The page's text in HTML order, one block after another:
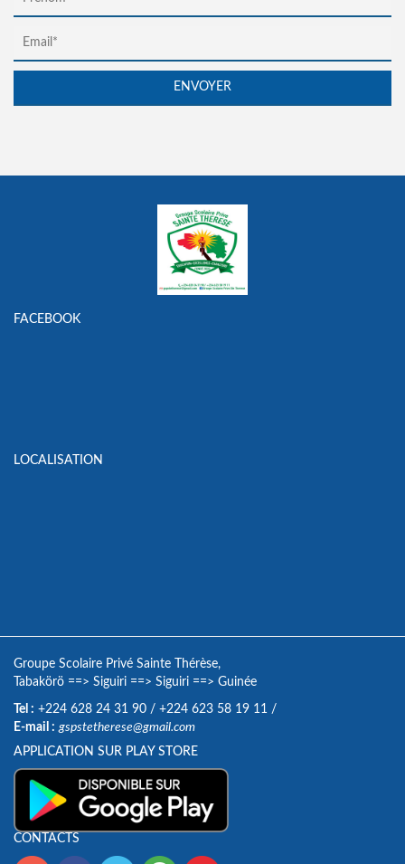
FACEBOOK
LOCALISATION
Groupe Scolaire Privé Sainte Thérèse,
Tabakörö ==> Siguiri ==> Siguiri ==> Guinée
Tel : +224 628 24 31 90 / +224 623 58 19 11 /
E-mail : gspstetherese@gmail.com
APPLICATION SUR PLAY STORE
CONTACTS